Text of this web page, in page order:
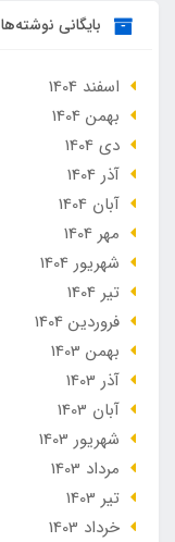
بایگانی نوشته‌ها
اسفند 1404
بهمن 1404
دی 1404
آذر 1404
آبان 1404
مهر 1404
شهریور 1404
تير 1404
فروردین 1404
بهمن 1403
آذر 1403
آبان 1403
شهریور 1403
مرداد 1403
تير 1403
خرداد 1403